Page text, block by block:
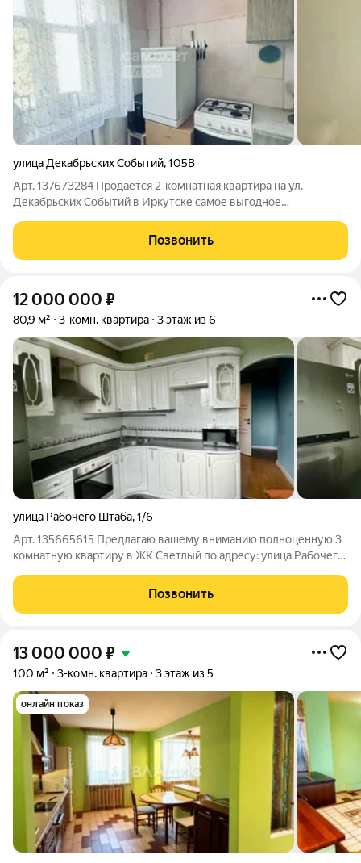
улица Декабрьских Событий,105В
Арт. 137673284 Продается 2-комнатная квартира на ул.
Декабрьских Событий в Иркутске самое выгодное
жилой площадью 30 м расположена на 3-м этаже кирпичного
дома из 5 этажей. Планировка
Позвонить
12 000 000 ₽
80,9 м² 3-комн. квартира 3 этаж из 6
улица Рабочего Штаба,1/6
Арт. 135665615 Предлагаю вашему вниманию полноценную 3
комнатную квартиру в ЖК Светлый по адресу: улица Рабочего
застройщик Новый Город. Закрытая территория, детская
площадка, достаточно парковочных
Позвонить
13 000 000 ₽
100 м² 3-комн. квартира 3 этаж из 5
онлайн показ